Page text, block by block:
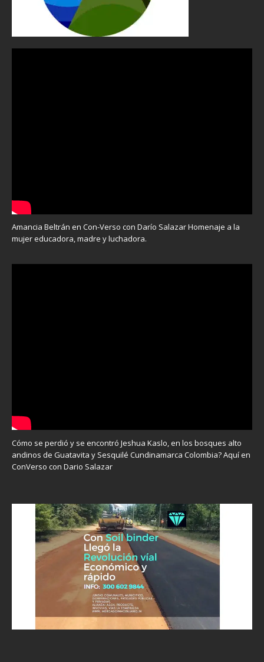
Amancia Beltrán en Con-Verso con Darío Salazar Homenaje a la
mujer educadora, madre y luchadora.
Cómo se perdió y se encontró Jeshua Kaslo, en los bosques alto
andinos de Guatavita y Sesquilé Cundinamarca Colombia? Aquí en
ConVerso con Dario Salazar